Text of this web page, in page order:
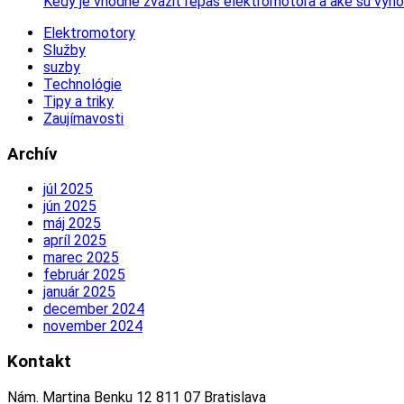
Elektromotory
Služby
suzby
Technológie
Tipy a triky
Zaujímavosti
Archív
júl 2025
jún 2025
máj 2025
apríl 2025
marec 2025
február 2025
január 2025
december 2024
november 2024
Kontakt
Nám. Martina Benku 12 811 07 Bratislava